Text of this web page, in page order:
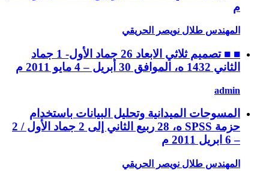
م
المهندس طلال نويصر الحريقي
■ ■ تصميم ثلاثي الابعاد 26 جماد الأول- 1 جماد
الثاني 1432 ه، الموافق 30 أبريل – 4 مايو 2011 م
admin
المسوحات الميدانية وتحليل البيانات باستخدام
حزمة SPSS ه، 28 ربيع الثاني إلى 2 جماد الأول / 2
– 6 ابريل 2011 م
المهندس طلال نويصر الحريقي